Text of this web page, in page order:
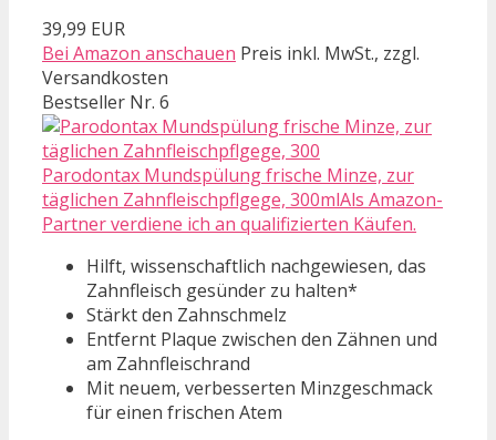
39,99 EUR
Bei Amazon anschauen Preis inkl. MwSt., zzgl.
Versandkosten
Bestseller Nr. 6
Parodontax Mundspülung frische Minze, zur
täglichen Zahnfleischpflgege, 300mlAls Amazon-
Partner verdiene ich an qualifizierten Käufen.
Hilft, wissenschaftlich nachgewiesen, das
Zahnfleisch gesünder zu halten*
Stärkt den Zahnschmelz
Entfernt Plaque zwischen den Zähnen und
am Zahnfleischrand
Mit neuem, verbesserten Minzgeschmack
für einen frischen Atem